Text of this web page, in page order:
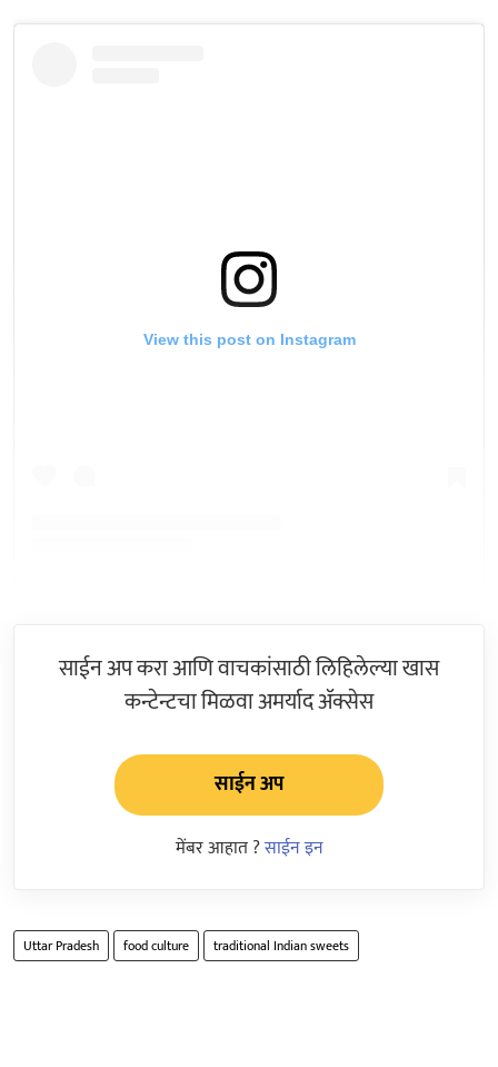
View this post on Instagram
साईन अप करा आणि वाचकांसाठी लिहिलेल्या खास
कन्टेन्टचा मिळवा अमर्याद ॲक्सेस
साईन अप
मेंबर आहात ?साईन इन
Uttar Pradesh food culture traditional Indian sweets